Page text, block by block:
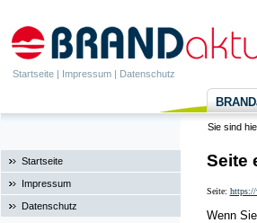
Startseite | Impressum | Datenschutz
Sie sind
Startseite
Impressum
Datenschutz
Seite
Seite: https://
Wenn